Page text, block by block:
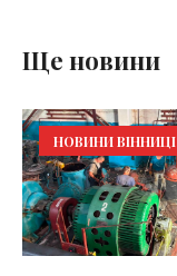
Ще новини
НОВИНИ ВІННИЦІ